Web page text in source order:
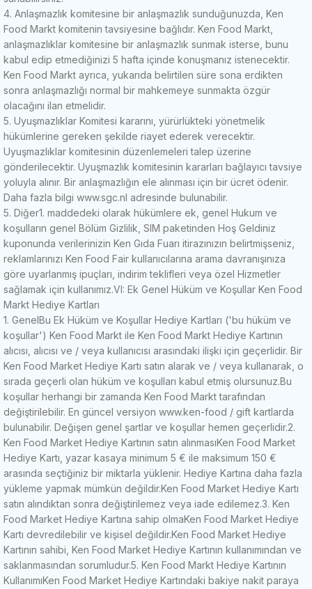
4. Anlaşmazlık komitesine bir anlaşmazlık sunduğunuzda, Ken
Food Markt komitenin tavsiyesine bağlıdır. Ken Food Markt
anlaşmazlıklar komitesine bir anlaşmazlık sunmak isterse, bunu
kabul edip etmediğinizi 5 hafta içinde konuşmanız istenecektir.
Ken Food Markt ayrıca, yukarıda belirtilen süre sona erdikten
sonra anlaşmazlığı normal bir mahkemeye sunmakta özgür
olacağını ilan etmelidir.
5. Uyuşmazlıklar Komitesi kararını, yürürlükteki yönetmelik
hükümlerine gereken şekilde riayet ederek verecektir.
Uyuşmazlıklar komitesinin düzenlemeleri talep üzerine
gönderilecektir. Uyuşmazlık komitesinin kararları bağlayıcı tavsiye
yoluyla alınır. Bir anlaşmazlığın ele alınması için bir ücret ödenir.
Daha fazla bilgi www.sgc.nl adresinde bulunabilir.
5. Diğer1. maddedeki olarak hükümlere ek, genel Hukum ve
koşulların genel Bölüm Gizlilik, SIM paketinden Hoş Geldiniz
kuponunda verilerinizin Ken Gıda Fuarı itirazınızın belirtmişseniz,
reklamlarınızı Ken Food Fair kullanıcılarına arama davranışınıza
göre uyarlanmış ipuçları, indirim teklifleri veya özel Hizmetler
sağlamak için kullanımız.VI: Ek Genel Hüküm ve Koşullar Ken Food
Markt Hediye Kartları
1. GenelBu Ek Hüküm ve Koşullar Hediye Kartları ('bu hüküm ve
koşullar') Ken Food Markt ile Ken Food Markt Hediye Kartının
alıcısı, alıcısı ve / veya kullanıcısı arasındaki ilişki için geçerlidir. Bir
Ken Food Market Hediye Kartı satın alarak ve / veya kullanarak, o
sırada geçerli olan hüküm ve koşulları kabul etmiş olursunuz.Bu
koşullar herhangi bir zamanda Ken Food Markt tarafından
değiştirilebilir. En güncel versiyon www.ken-food / gift kartlarda
bulunabilir. Değişen genel şartlar ve koşullar hemen geçerlidir.2.
Ken Food Market Hediye Kartının satın alınmasıKen Food Market
Hediye Kartı, yazar kasaya minimum 5 € ile maksimum 150 €
arasında seçtiğiniz bir miktarla yüklenir. Hediye Kartına daha fazla
yükleme yapmak mümkün değildir.Ken Food Market Hediye Kartı
satın alındıktan sonra değiştirilemez veya iade edilemez.3. Ken
Food Market Hediye Kartına sahip olmaKen Food Market Hediye
Kartı devredilebilir ve kişisel değildir.Ken Food Market Hediye
Kartının sahibi, Ken Food Market Hediye Kartının kullanımından ve
saklanmasından sorumludur.5. Ken Food Markt Hediye Kartının
KullanımıKen Food Market Hediye Kartındaki bakiye nakit paraya